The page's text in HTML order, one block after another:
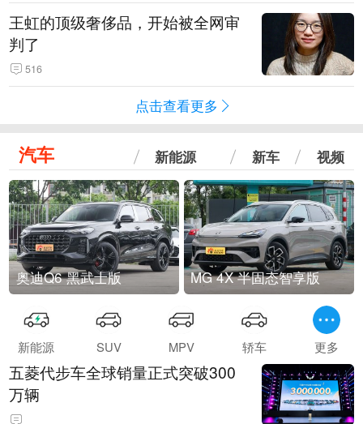
王虹的顶级奢侈品，开始被全网审
判了
516
点击查看更多
汽车 新能源 新车 视频
奥迪Q6 黑武士版 MG 4X 半固态智享版
新能源 SUV MPV 轿车 更多
五菱代步车全球销量正式突破300
万辆